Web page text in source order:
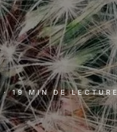
· 19 MIN DE LECTURE